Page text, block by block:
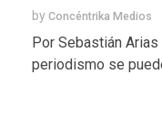
by Concéntrika Medios
Por Sebastián
periodismo se